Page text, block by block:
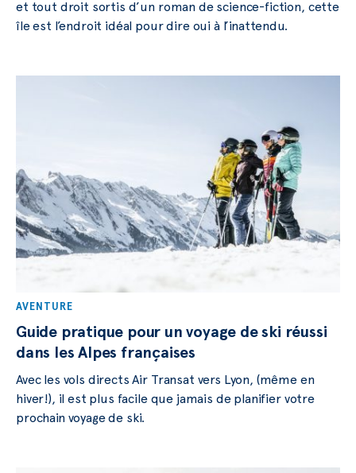
et tout droit sortis d’un roman de science-fiction, cette
île est l’endroit idéal pour dire oui à l’inattendu.
AVENTURE
Guide pratique pour un voyage de ski réussi
dans les Alpes françaises
Avec les vols directs Air Transat vers Lyon, (même en
hiver!), il est plus facile que jamais de planifier votre
prochain voyage de ski.